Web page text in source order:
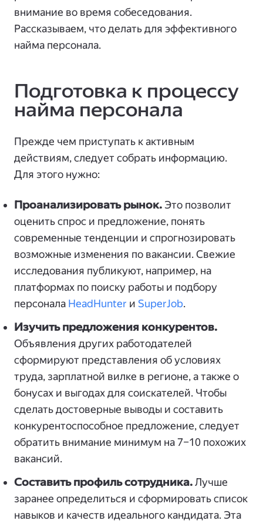
внимание во время собеседования.
Рассказываем, что делать для эффективного
найма персонала.
Подготовка к процессу
найма персонала
Прежде чем приступать к активным
действиям, следует собрать информацию.
Для этого нужно:
Проанализировать рынок. Это позволит
оценить спрос и предложение, понять
современные тенденции и спрогнозировать
возможные изменения по вакансии. Свежие
исследования публикуют, например, на
платформах по поиску работы и подбору
персонала HeadHunter и SuperJob.
Изучить предложения конкурентов.
Объявления других работодателей
сформируют представления об условиях
труда, зарплатной вилке в регионе, а также о
бонусах и выгодах для соискателей. Чтобы
сделать достоверные выводы и составить
конкурентоспособное предложение, следует
обратить внимание минимум на 7–10 похожих
вакансий.
Составить профиль сотрудника.Лучше
заранее определиться и сформировать список
навыков и качеств идеального кандидата. Эта